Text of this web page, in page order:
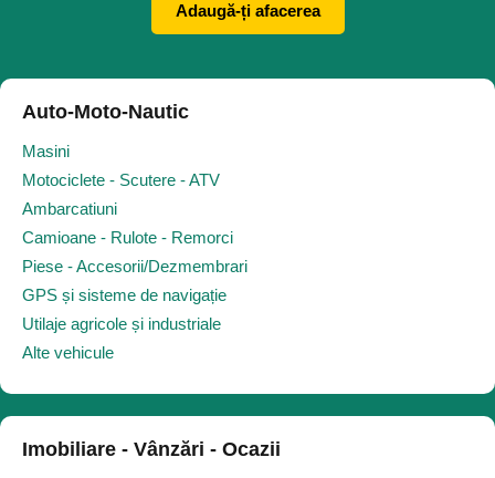
Adaugă-ți afacerea
Auto-Moto-Nautic
Masini
Motociclete - Scutere - ATV
Ambarcatiuni
Camioane - Rulote - Remorci
Piese - Accesorii/Dezmembrari
GPS și sisteme de navigație
Utilaje agricole și industriale
Alte vehicule
Imobiliare - Vânzări - Ocazii